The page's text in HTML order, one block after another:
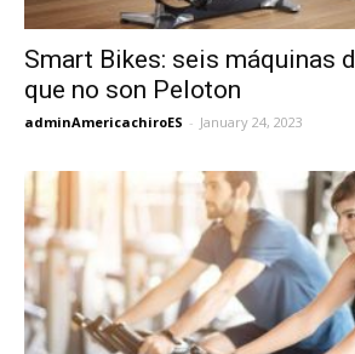
Smart Bikes: seis máquinas
que no son Peloton
adminAmericachiroES - January 24, 2023